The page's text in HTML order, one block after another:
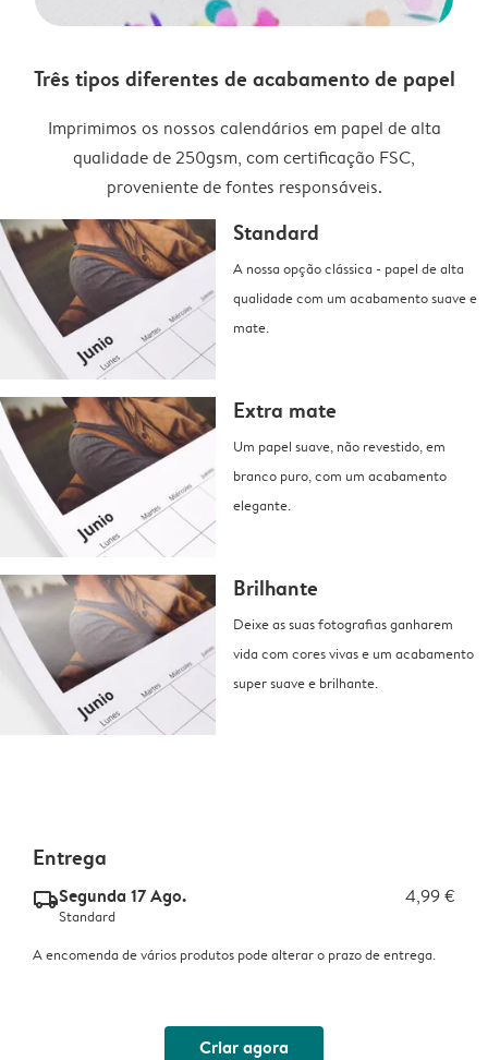
Três tipos diferentes de acabamento de papel
Imprimimos os nossos calendários em papel de alta
qualidade de 250gsm, com certificação FSC,
proveniente de fontes responsáveis.
Standard
A nossa opção clássica - papel de alta
qualidade com um acabamento suave e
mate.
Extra mate
Um papel suave, não revestido, em
branco puro, com um acabamento
elegante.
Brilhante
Deixe as suas fotografias ganharem
vida com cores vivas e um acabamento
super suave e brilhante.
Entrega
delivery_standard_v2Segunda 17 Ago. 4,99 €
Standard
A encomenda de vários produtos pode alterar o prazo de entrega.
Criar agora